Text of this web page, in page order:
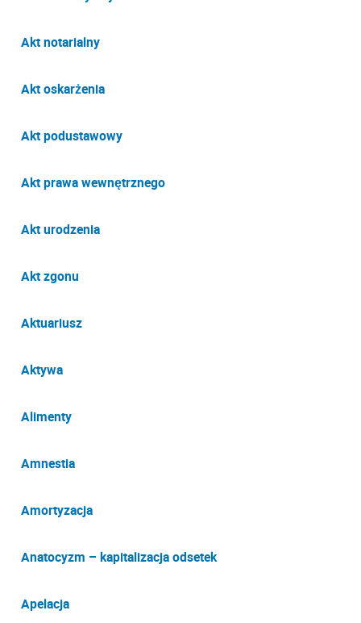
Akt notarialny
Akt oskarżenia
Akt podustawowy
Akt prawa wewnętrznego
Akt urodzenia
Akt zgonu
Aktuariusz
Aktywa
Alimenty
Amnestia
Amortyzacja
Anatocyzm – kapitalizacja odsetek
Apelacja